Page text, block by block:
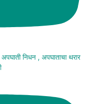
निधन , अपघाताचा थरार